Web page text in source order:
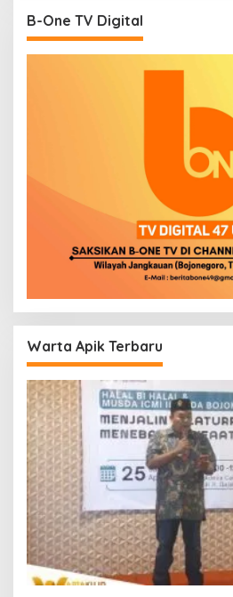
B-One TV Digital
Warta Apik Terbaru